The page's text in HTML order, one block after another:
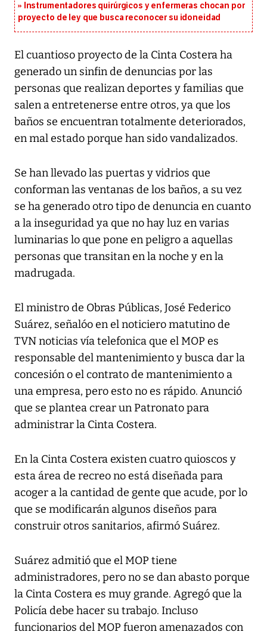
Instrumentadores quirúrgicos y enfermeras chocan por
proyecto de ley que busca reconocer su idoneidad
El cuantioso proyecto de la Cinta Costera ha
generado un sinfin de denuncias por las
personas que realizan deportes y familias que
salen a entretenerse entre otros, ya que los
baños se encuentran totalmente deteriorados,
en mal estado porque han sido vandalizados.
Se han llevado las puertas y vidrios que
conforman las ventanas de los baños, a su vez
se ha generado otro tipo de denuncia en cuanto
a la inseguridad ya que no hay luz en varias
luminarias lo que pone en peligro a aquellas
personas que transitan en la noche y en la
madrugada.
El ministro de Obras Públicas, José Federico
Suárez, señalóo en el noticiero matutino de
TVN noticias vía telefonica que el MOP es
responsable del mantenimiento y busca dar la
concesión o el contrato de mantenimiento a
una empresa, pero esto no es rápido. Anunció
que se plantea crear un Patronato para
administrar la Cinta Costera.
En la Cinta Costera existen cuatro quioscos y
esta área de recreo no está diseñada para
acoger a la cantidad de gente que acude, por lo
que se modificarán algunos diseños para
construir otros sanitarios, afirmó Suárez.
Suárez admitió que el MOP tiene
administradores, pero no se dan abasto porque
la Cinta Costera es muy grande. Agregó que la
Policía debe hacer su trabajo. Incluso
funcionarios del MOP fueron amenazados con